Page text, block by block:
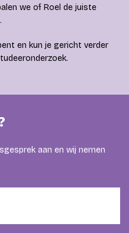
we of Roel de juiste
en kun je gericht verder
aan en wij nemen